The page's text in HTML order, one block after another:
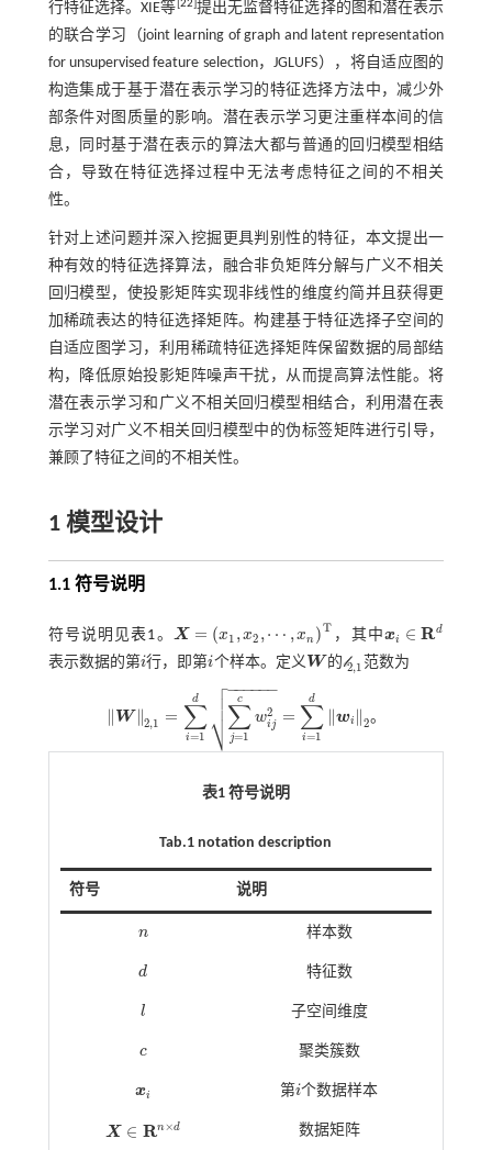
行特征选择。XIE等[22]提出无监督特征选择的图和潜在表示
的联合学习（joint learning of graph and latent representation
for unsupervised feature selection，JGLUFS），将自适应图的
构造集成于基于潜在表示学习的特征选择方法中，减少外
部条件对图质量的影响。潜在表示学习更注重样本间的信
息，同时基于潜在表示的算法大都与普通的回归模型相结
合，导致在特征选择过程中无法考虑特征之间的不相关
性。
针对上述问题并深入挖掘更具判别性的特征，本文提出一
种有效的特征选择算法，融合非负矩阵分解与广义不相关
回归模型，使投影矩阵实现非线性的维度约简并且获得更
加稀疏表达的特征选择矩阵。构建基于特征选择子空间的
自适应图学习，利用稀疏特征选择矩阵保留数据的局部结
构，降低原始投影矩阵噪声干扰，从而提高算法性能。将
潜在表示学习和广义不相关回归模型相结合，利用潜在表
示学习对广义不相关回归模型中的伪标签矩阵进行引导，
兼顾了特征之间的不相关性。
1 模型设计
1.1 符号说明
符号说明见表1。 X = (x1 ,x2 ,⋯ ,xn )T
X= 1, x2,⋯,xn T ，其中xi ∈ Rd
xi∈R d
表示数据的第i
i行，即第i
i个样本。定义W
W 的𝓁2,1
𝓁2,1范数为
∥ W∥2,1 = ∑
i=1
d ∑
j=1
c
w2
i j
− −
−−−−

⎷

 = ∑
i=1
d
∥wi ∥2
W2,1 =∑i =1d ∑j= 1 c j2 ∑i=1dw 2 。
表1 符号说明
Tab.1 notation description
符号 说明
n
n 样本数
d
d 特征数
l
l 子空间维度
c
c 聚类簇数
xi
xi 第i
i个数据样本
X ∈ Rn×d
X∈R n×d
数据矩阵